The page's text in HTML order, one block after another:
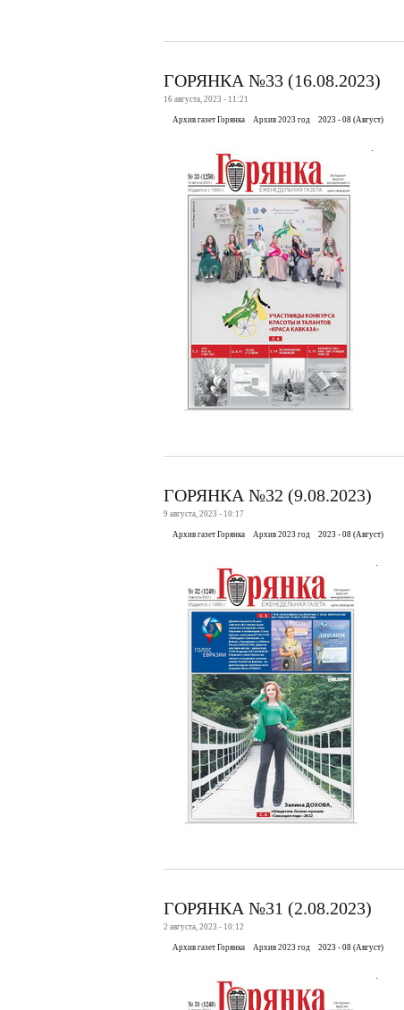
ГОРЯНКА №33 (16.08.2023)
16 августа, 2023 - 11:21
Архив газет Горянка Архив 2023 год 2023 - 08 (Август)
ГОРЯНКА №32 (9.08.2023)
9 августа, 2023 - 10:17
Архив газет Горянка Архив 2023 год 2023 - 08 (Август)
.
ГОРЯНКА №31 (2.08.2023)
2 августа, 2023 - 10:12
Архив газет Горянка Архив 2023 год 2023 - 08 (Август)
.